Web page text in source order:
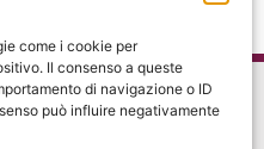
come i cookie per
Il consenso a queste
di navigazione o ID
può influire negativamente